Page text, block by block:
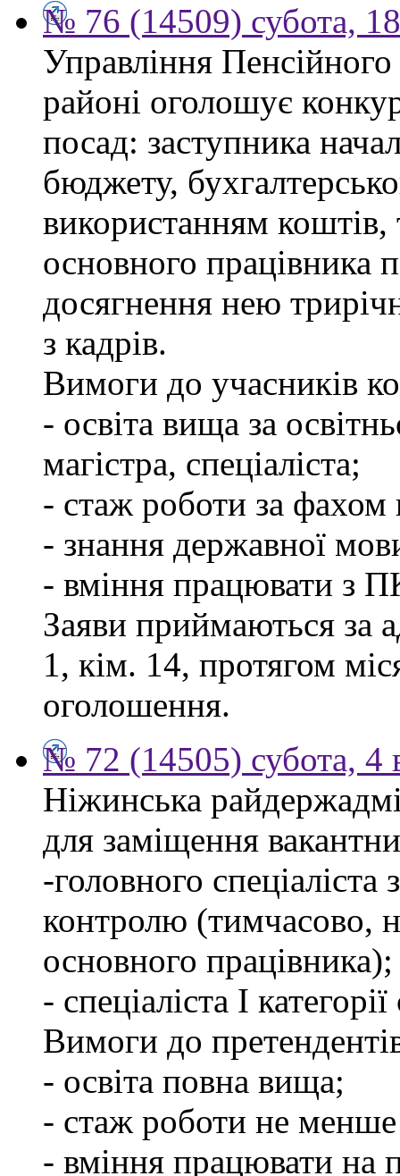
№ 76 (14509) субота,
Управління
районі оголошує
посад: заступника
бюджету,
використанням коштів,
основного працівника
досягнення нею
з кадрів.
Вимоги до учасників
- освіта вища за
магістра, спеціаліста;
- стаж роботи за
- знання державної
- вміння працювати з
Заяви приймаються за
1, кім. 14, протягом
оголошення.
№ 72 (14505) субота, 4
Ніжинська
для заміщення
-головного спеціаліста
контролю (тимчасово,
основного працівника);
- спеціаліста І
Вимоги до
- освіта повна вища;
- стаж роботи не
- вміння працювати на